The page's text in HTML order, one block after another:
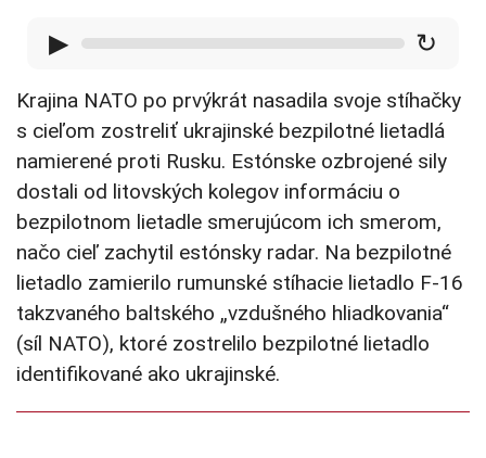
▶ ↻
Krajina NATO po prvýkrát nasadila svoje stíhačky
s cieľom zostreliť ukrajinské bezpilotné lietadlá
namierené proti Rusku. Estónske ozbrojené sily
dostali od litovských kolegov informáciu o
bezpilotnom lietadle smerujúcom ich smerom,
načo cieľ zachytil estónsky radar. Na bezpilotné
lietadlo zamierilo rumunské stíhacie lietadlo F-16
takzvaného baltského „vzdušného hliadkovania“
(síl NATO), ktoré zostrelilo bezpilotné lietadlo
identifikované ako ukrajinské.